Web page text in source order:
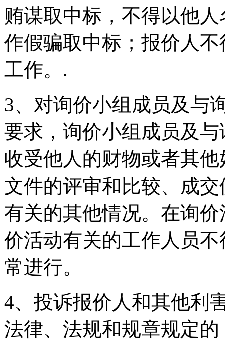
贿谋取中标，不得以他
作假骗取中标；报价人
工作。.
3、对询价小组成员及与
要求，询价小组成员及
收受他人的财物或者其
文件的评审和比较、成
有关的其他情况。在询
价活动有关的工作人员
常进行。
4、投诉报价人和其他利
法律、法规和规章规定